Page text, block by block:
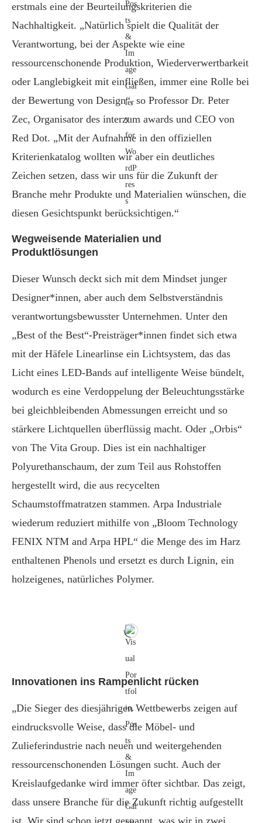
erstmals eine der Beurteilungskriterien die
Nachhaltigkeit. „Natürlich spielt die Qualität der
Verantwortung, bei der Aspekte wie eine
ressourcenschonende Produktion, Wiederverwertbarkeit
oder Langlebigkeit mit einfließen, immer eine Rolle bei
der Bewertung von Design“, so Professor Dr. Peter
Zec, Organisator des interzum awards und CEO von
Red Dot. „Mit der Aufnahme in den offiziellen
Kriterienkatalog wollten wir aber ein deutliches
Zeichen setzen, dass wir uns für die Zukunft der
Branche mehr Produkte und Materialien wünschen, die
diesen Gesichtspunkt berücksichtigen.“
Wegweisende Materialien und
Produktlösungen
Dieser Wunsch deckt sich mit dem Mindset junger
Designer*innen, aber auch dem Selbstverständnis
verantwortungsbewusster Unternehmen. Unter den
„Best of the Best“-Preisträger*innen findet sich etwa
mit der Häfele Linearlinse ein Lichtsystem, das das
Licht eines LED-Bands auf intelligente Weise bündelt,
wodurch es eine Verdoppelung der Beleuchtungsstärke
bei gleichbleibenden Abmessungen erreicht und so
stärkere Lichtquellen überflüssig macht. Oder „Orbis“
von The Vita Group. Dies ist ein nachhaltiger
Polyurethanschaum, der zum Teil aus Rohstoffen
hergestellt wird, die aus recycelten
Schaumstoffmatratzen stammen. Arpa Industriale
wiederum reduziert mithilfe von „Bloom Technology
FENIX NTM and Arpa HPL“ die Menge des im Harz
enthaltenen Phenols und ersetzt es durch Lignin, ein
holzeigenes, natürliches Polymer.
Innovationen ins Rampenlicht rücken
„Die Sieger des diesjährigen Wettbewerbs zeigen auf
eindrucksvolle Weise, dass die Möbel- und
Zulieferindustrie nach neuen und weitergehenden
ressourcenschonenden Lösungen sucht. Auch der
Kreislaufgedanke wird immer öfter sichtbar. Das zeigt,
dass unsere Branche für die Zukunft richtig aufgestellt
ist. Wir sind schon jetzt gespannt, was wir in zwei